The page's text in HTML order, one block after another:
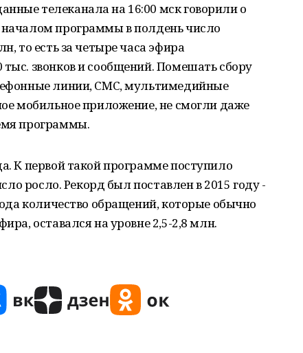
телеканала на 16:00 мск говорили о
программы в полдень число
то есть за четыре часа эфира
звонков и сообщений. Помешать сбору
линии, СМС, мультимедийные
мобильное приложение, не смогли даже
программы.
К первой такой программе поступило
росло. Рекорд был поставлен в 2015 году -
количество обращений, которые обычно
оставался на уровне 2,5-2,8 млн.